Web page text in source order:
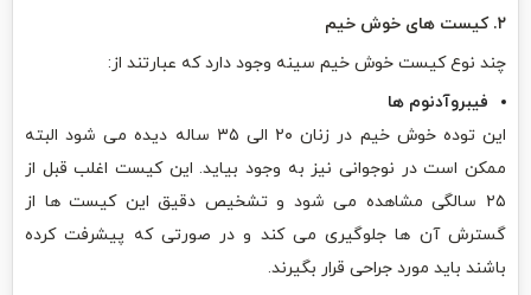
۲. کیست های خوش خیم
چند نوع کیست خوش خیم سینه وجود دارد که عبارتند از:
فیبروآدنوم ها
این توده خوش خیم در زنان ۲۰ الی ۳۵ ساله دیده می شود البته
ممکن است در نوجوانی نیز به وجود بیاید. این کیست اغلب قبل از
۲۵ سالگی مشاهده می شود و تشخیص دقیق این کیست ها از
گسترش آن ها جلوگیری می کند و در صورتی که پیشرفت کرده
باشند باید مورد جراحی قرار بگیرند.